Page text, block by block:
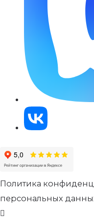
Политика
персональных